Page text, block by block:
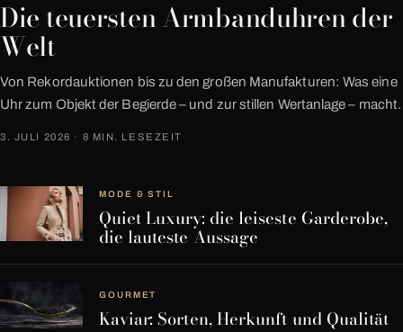
Die teuersten Armbanduhren der
Welt
Von Rekordauktionen bis zu den großen Manufakturen: Was eine
Uhr zum Objekt der Begierde – und zur stillen Wertanlage – macht.
3. JULI 2026 · 8 MIN. LESEZEIT
MODE & STIL
Quiet Luxury: die leiseste Garderobe,
die lauteste Aussage
GOURMET
Kaviar: Sorten, Herkunft und Qualität